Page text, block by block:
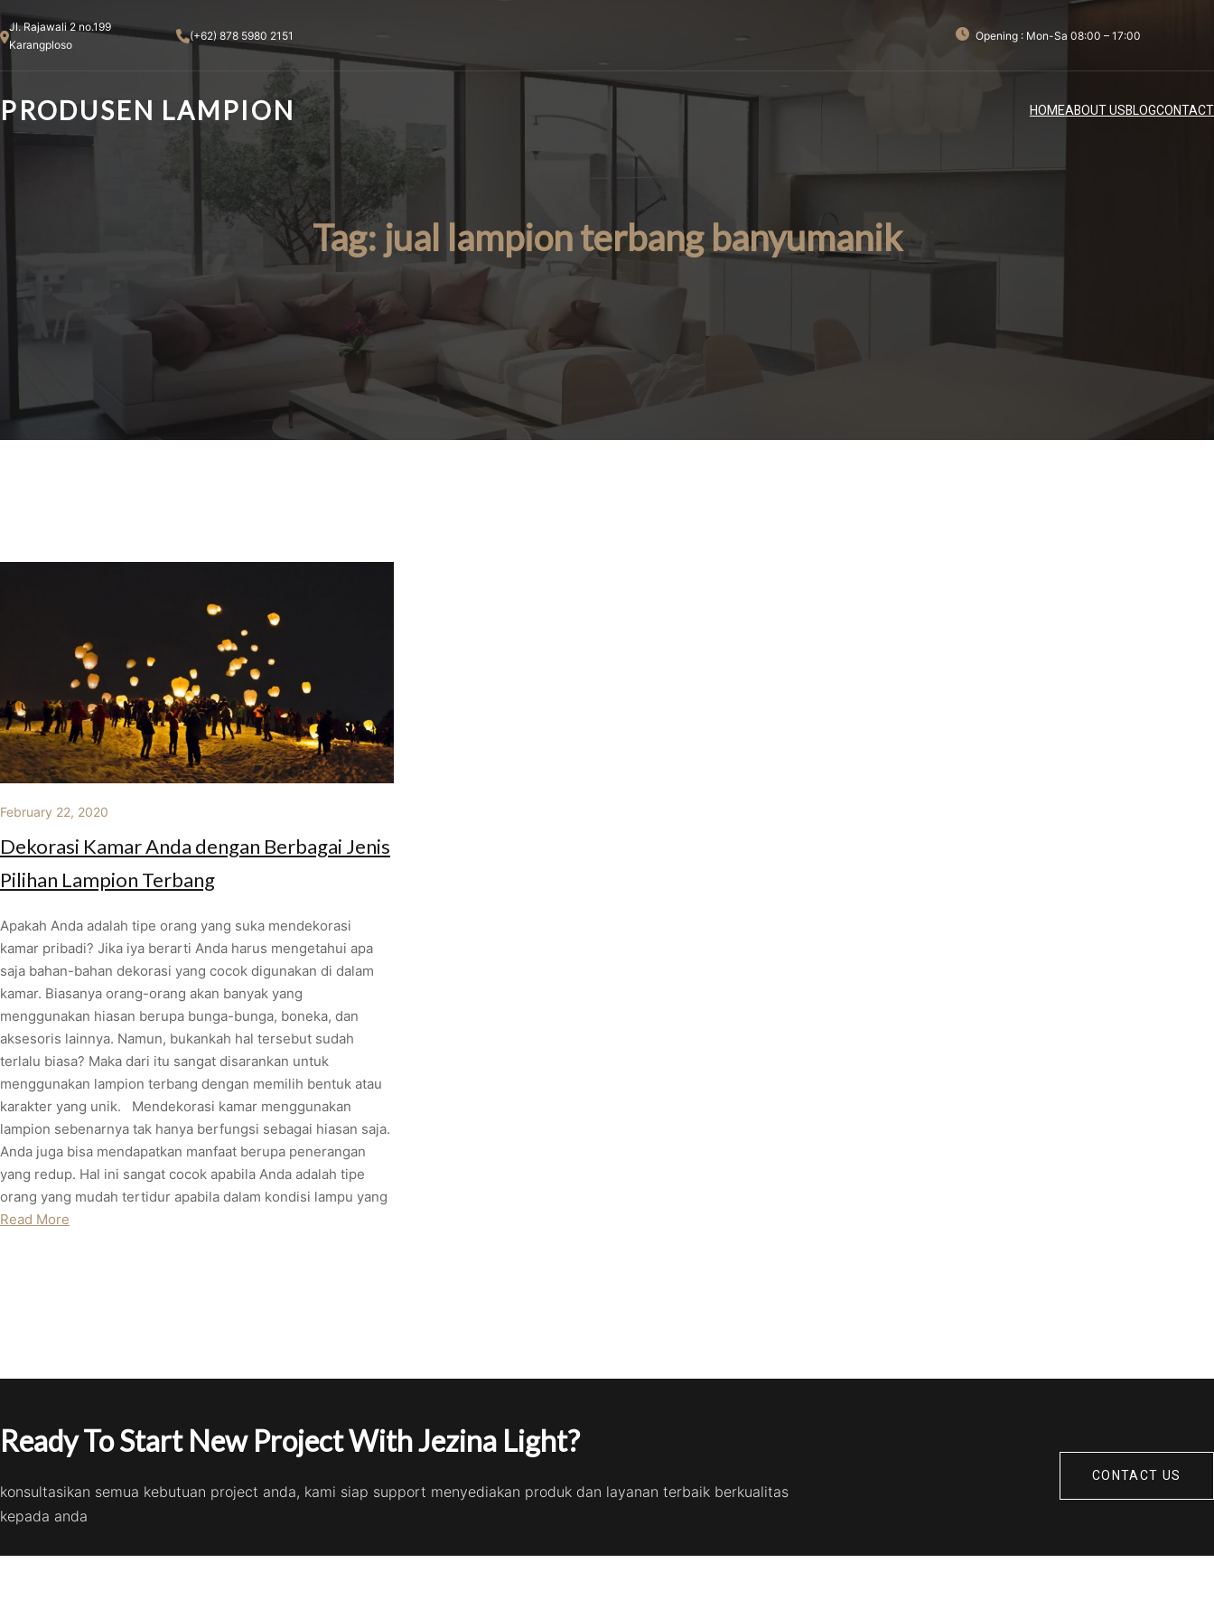
to
content
Jl. Rajawali 2 no.199
Karangploso
(+62) 878 5980 2151 Opening : Mon-Sa 08:00 – 17:00
PRODUSEN LAMPION HOMEABOUT USBLOGCONTACT
Tag: jual lampion terbang banyumanik
February 22, 2020
Dekorasi Kamar Anda dengan Berbagai Jenis
Pilihan Lampion Terbang
Apakah Anda adalah tipe orang yang suka mendekorasi
kamar pribadi? Jika iya berarti Anda harus mengetahui apa
saja bahan-bahan dekorasi yang cocok digunakan di dalam
kamar. Biasanya orang-orang akan banyak yang
menggunakan hiasan berupa bunga-bunga, boneka, dan
aksesoris lainnya. Namun, bukankah hal tersebut sudah
terlalu biasa? Maka dari itu sangat disarankan untuk
menggunakan lampion terbang dengan memilih bentuk atau
karakter yang unik. Mendekorasi kamar menggunakan
lampion sebenarnya tak hanya berfungsi sebagai hiasan saja.
Anda juga bisa mendapatkan manfaat berupa penerangan
yang redup. Hal ini sangat cocok apabila Anda adalah tipe
orang yang mudah tertidur apabila dalam kondisi lampu yang
Read More
Ready To Start New Project With Jezina Light?
konsultasikan semua kebutuan project anda, kami siap support menyediakan produk dan layanan terbaik berkualitas
kepada anda
CONTACT US